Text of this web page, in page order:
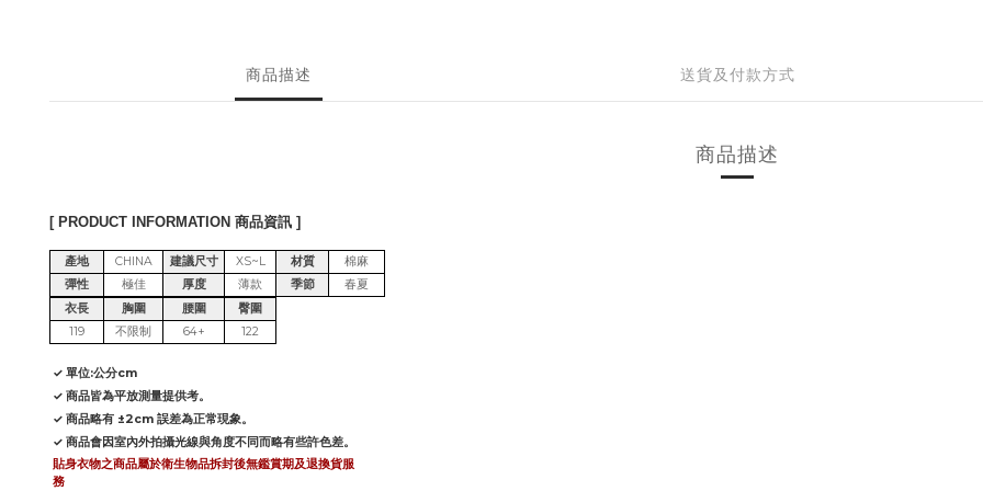
商品描述 送貨及付款方式
商品描述
[ PRODUCT INFORMATION 商品資訊 ]
產地 CHINA 建議尺寸 XS~L 材質
棉麻
彈性
極佳 厚度 薄款 季節
春夏
衣長
胸圍 腰圍
臀圍
119
不限制 64+ 122
✓ 單位:公分cm
✓ 商品皆為平放測量提供考。
✓ 商品略有 ±2cm 誤差為正常現象。
✓ 商品會因室內外拍攝光線與角度不同而略有些許色差。
貼身衣物之商品屬於衛生物品拆封後無鑑賞期及退換貨服
務